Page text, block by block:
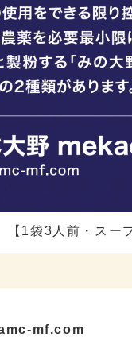
【1袋3人前・スー
mf.com